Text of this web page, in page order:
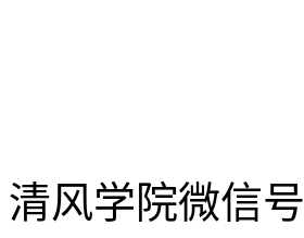
清风学院微信号